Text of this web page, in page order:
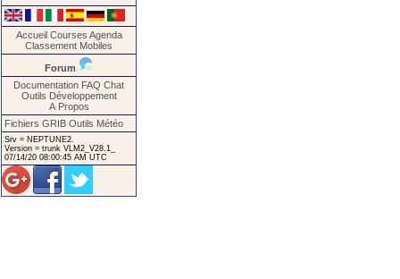
Accueil Courses Agenda
Classement Mobiles
Forum
Documentation FAQ Chat
Outils Développement
A Propos
Fichiers GRIB Outils Météo
Srv = NEPTUNE2.
Version = trunk VLM2_V28.1_
07/14/20 08:00:45 AM UTC